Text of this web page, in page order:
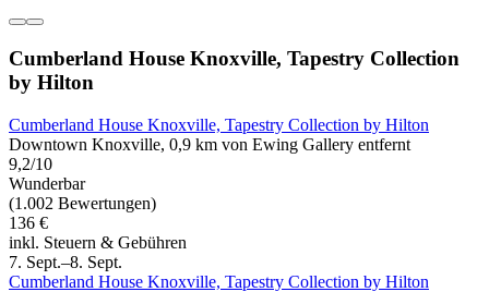
Cumberland House Knoxville, Tapestry Collection
by Hilton
Cumberland House Knoxville, Tapestry Collection by Hilton
Downtown Knoxville, 0,9 km von Ewing Gallery entfernt
9,2/10
Wunderbar
(1.002 Bewertungen)
136 €
inkl. Steuern & Gebühren
7. Sept.–8. Sept.
Cumberland House Knoxville, Tapestry Collection by Hilton